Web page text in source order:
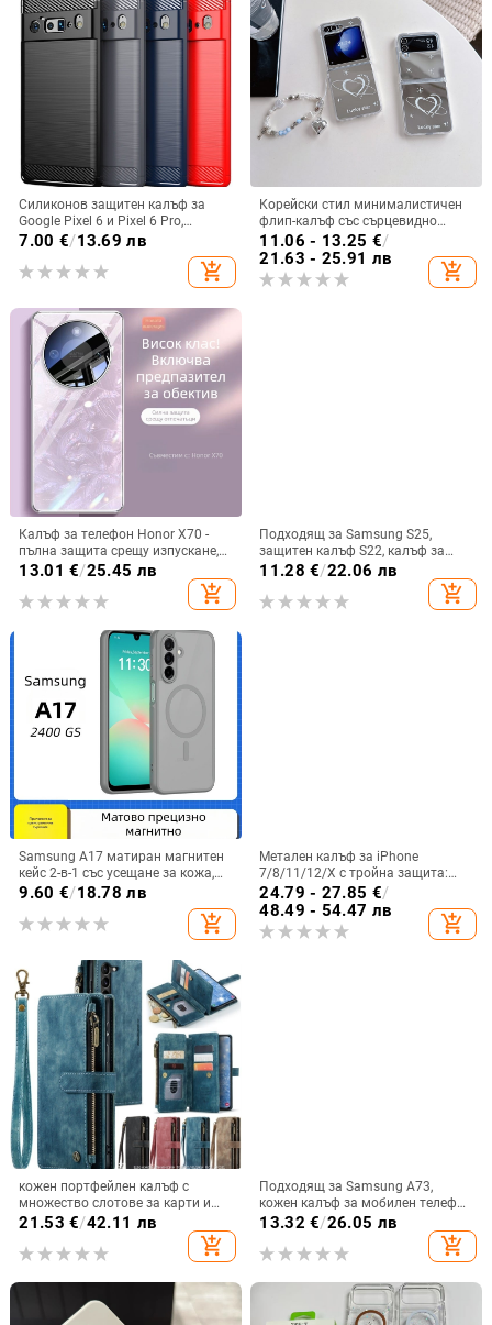
Силиконов защитен калъф за
Google Pixel 6 и Pixel 6 Pro,
съвместим с Pixel 7a, пълна
7.00 €/13.69 лв
add_shopping_cart
Корейски стил минималистичен
флип-калъф със сърцевидно
огледало за Samsung Galaxy Z
Flip 3/4/5
11.06 - 13.25 €/
21.63 - 25.91 лв
add_shopping_cart
Калъф за телефон Honor X70 -
пълна защита срещу изпускане,
закалено стъкло, модел Аурора
13.01 €/25.45 лв
add_shopping_cart
Подходящ за Samsung S25,
защитен калъф S22, калъф за
мобилен телефон Edge Drill, S24,
прозрачен магнитен държач със
стрази A56, брокат против
11.28 €/22.06 лв
add_shopping_cart
Samsung A17 матиран магнитен
кейс 2-в-1 със усещане за кожа,
удароустойчива обвивка от
червено, лилаво, синьо, черно
9.60 €/18.78 лв
add_shopping_cart
Метален калъф за iPhone
7/8/11/12/X с тройна защита:
удароустойчив, прахоустойчив и
запечатан
24.79 - 27.85 €/
48.49 - 54.47 лв
add_shopping_cart
кожен портфейлен калъф с
множество слотове за карти и
цип за iPhone 11–17 Pro Max, XR,
21.53 €/42.11 лв
add_shopping_cart
Подходящ за Samsung A73,
кожен калъф за мобилен телефон
A36/A16, калъф за мобилен
телефон A26/A56, флип калъф,
защитен калъф, невидима скоба.
13.32 €/26.05 лв
add_shopping_cart